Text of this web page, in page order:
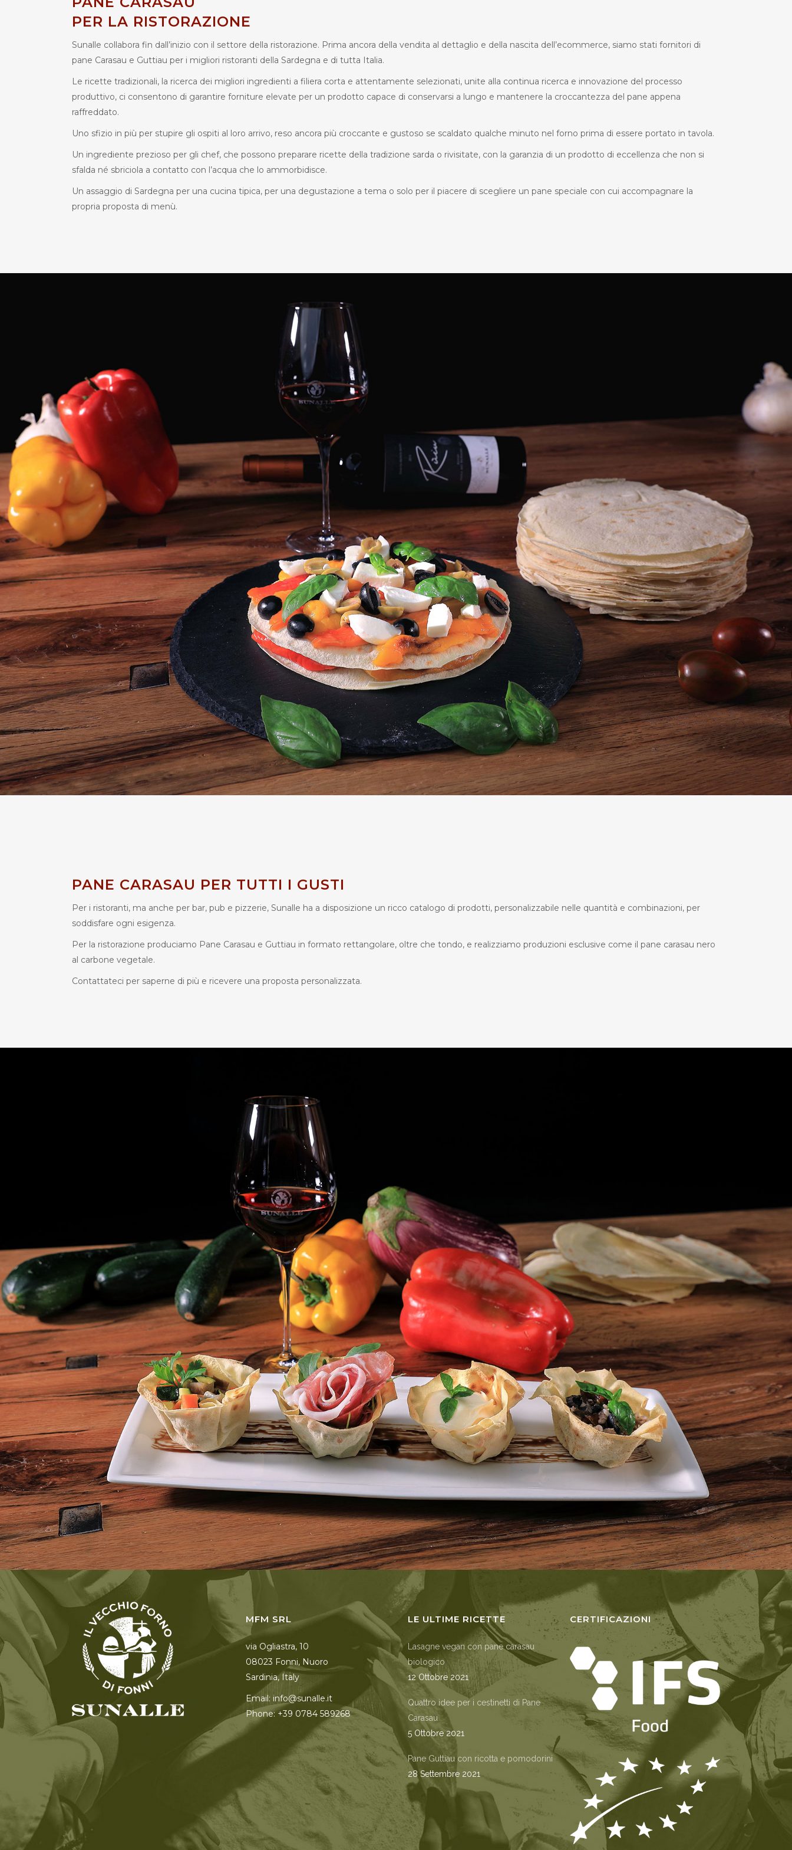
PER LA RISTORAZIONE
Sunalle collabora fin dall’inizio con il settore della ristorazione. Prima ancora della vendita al dettaglio e della nascita dell’ecommerce, siamo stati fornitori di
pane Carasau e Guttiau per i migliori ristoranti della Sardegna e di tutta Italia.
Le ricette tradizionali, la ricerca dei migliori ingredienti a filiera corta e attentamente selezionati, unite alla continua ricerca e innovazione del processo
produttivo, ci consentono di garantire forniture elevate per un prodotto capace di conservarsi a lungo e mantenere la croccantezza del pane appena
raffreddato.
Uno sfizio in più per stupire gli ospiti al loro arrivo, reso ancora più croccante e gustoso se scaldato qualche minuto nel forno prima di essere portato in tavola.
Un ingrediente prezioso per gli chef, che possono preparare ricette della tradizione sarda o rivisitate, con la garanzia di un prodotto di eccellenza che non si
sfalda né sbriciola a contatto con l’acqua che lo ammorbidisce.
Un assaggio di Sardegna per una cucina tipica, per una degustazione a tema o solo per il piacere di scegliere un pane speciale con cui accompagnare la
propria proposta di menù.
PANE CARASAU PER TUTTI I GUSTI
Per i ristoranti, ma anche per bar, pub e pizzerie, Sunalle ha a disposizione un ricco catalogo di prodotti, personalizzabile nelle quantità e combinazioni, per
soddisfare ogni esigenza.
Per la ristorazione produciamo Pane Carasau e Guttiau in formato rettangolare, oltre che tondo, e realizziamo produzioni esclusive come il pane carasau nero
al carbone vegetale.
Contattateci per saperne di più e ricevere una proposta personalizzata.
MFM SRL
via Ogliastra, 10
08023 Fonni, Nuoro
Sardinia, Italy
Email: info@sunalle.it
Phone: +39 0784 589268
LE ULTIME RICETTE
Lasagne vegan con pane carasau
biologico
12 Ottobre 2021
Quattro idee per i cestinetti di Pane
Carasau
5 Ottobre 2021
Pane Guttiau con ricotta e pomodorini
28 Settembre 2021
CERTIFICAZIONI